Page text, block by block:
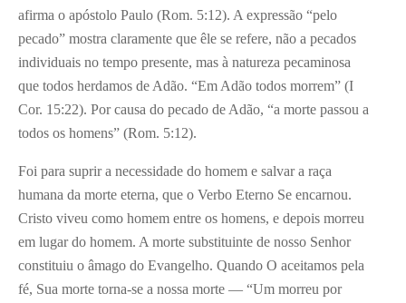
afirma o apóstolo Paulo (Rom. 5:12). A expressão “pelo
pecado” mostra claramente que êle se refere, não a pecados
individuais no tempo presente, mas à natureza pecaminosa
que todos herdamos de Adão. “Em Adão todos morrem” (I
Cor. 15:22). Por causa do pecado de Adão, “a morte passou a
todos os homens” (Rom. 5:12).
Foi para suprir a necessidade do homem e salvar a raça
humana da morte eterna, que o Verbo Eterno Se encarnou.
Cristo viveu como homem entre os homens, e depois morreu
em lugar do homem. A morte substituinte de nosso Senhor
constituiu o âmago do Evangelho. Quando O aceitamos pela
fé, Sua morte torna-se a nossa morte — “Um morreu por